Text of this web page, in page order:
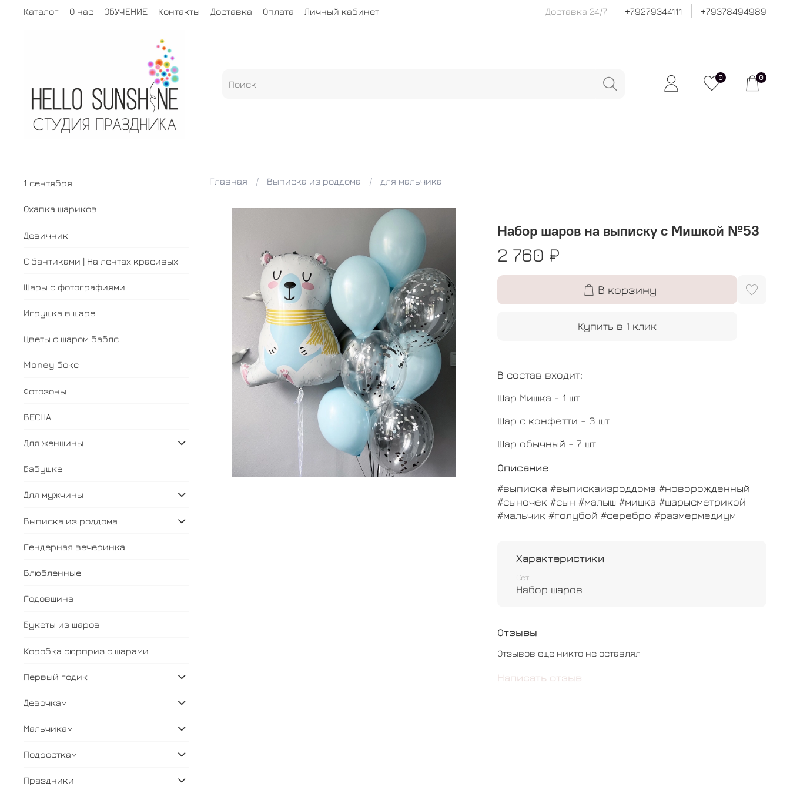
Каталог О нас ОБУЧЕНИЕ Контакты Доставка Оплата Личный кабинет Доставка 24/7 +79279344111 +79378494989
0 0
Главная Выписка из роддома для мальчика
Набор шаров на выписку с Мишкой №53
2 760 ₽
В корзину
Купить в 1 клик
В состав входит:
Шар Мишка - 1 шт
Шар с конфетти - 3 шт
Шар обычный - 7 шт
Описание
#выписка #выпискаизроддома #новорожденный
#сыночек #сын #малыш #мишка #шарысметрикой
#мальчик #голубой #серебро #размермедиум
Характеристики
Сет
Набор шаров
Отзывы
Отзывов еще никто не оставлял
Написать отзыв
1 сентября
Охапка шариков
Девичник
С бантиками | На лентах красивых
Шары с фотографиями
Игрушка в шаре
Цветы с шаром баблс
Money бокс
Фотозоны
ВЕСНА
Для женщины
Бабушке
Для мужчины
Выписка из роддома
Гендерная вечеринка
Влюбленные
Годовщина
Букеты из шаров
Коробка сюрприз с шарами
Первый годик
Девочкам
Мальчикам
Подросткам
Праздники